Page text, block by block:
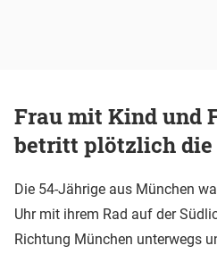
Frau mit Kind und
betritt plötzlich die
Die 54-Jährige aus München
Uhr mit ihrem Rad auf der
Richtung München unterwegs